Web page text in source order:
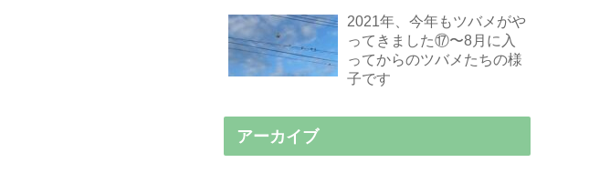
2021年、今年もツバメがや
ってきました⑰〜8月に入
ってからのツバメたちの様
子です
アーカイブ